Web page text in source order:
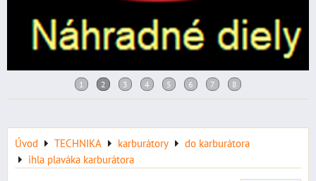
Úvod TECHNIKA karburátory
do karburátora
ihla plaváka karburátora